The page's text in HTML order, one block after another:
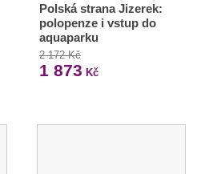
Polská strana Jizerek:
polopenze i vstup do
aquaparku
2 172 Kč
1 873 Kč